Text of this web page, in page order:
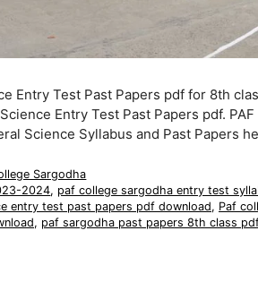
Entry Test Past Papers pdf for 8th
Entry Test Past Papers pdf.
Science Syllabus and Past Papers
Sargodha
2024, paf college sargodha entry test
entry test past papers pdf download, Paf
, paf sargodha past papers 8th class